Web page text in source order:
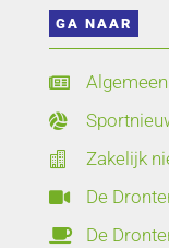
GA NAAR


 Zakelijk
 De
 De